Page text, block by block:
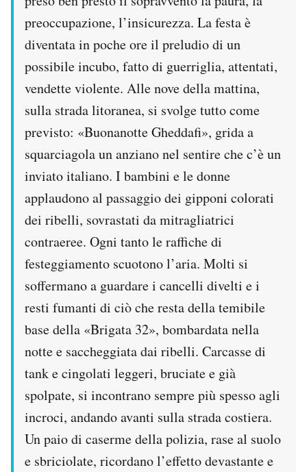
preoccupazione, l’insicurezza. La festa è
diventata in poche ore il preludio di un
possibile incubo, fatto di guerriglia, attentati,
vendette violente. Alle nove della mattina,
sulla strada litoranea, si svolge tutto come
previsto: «Buonanotte Gheddafi», grida a
squarciagola un anziano nel sentire che c’è un
inviato italiano. I bambini e le donne
applaudono al passaggio dei gipponi colorati
dei ribelli, sovrastati da mitragliatrici
contraeree. Ogni tanto le raffiche di
festeggiamento scuotono l’aria. Molti si
soffermano a guardare i cancelli divelti e i
resti fumanti di ciò che resta della temibile
base della «Brigata 32», bombardata nella
notte e saccheggiata dai ribelli. Carcasse di
tank e cingolati leggeri, bruciate e già
spolpate, si incontrano sempre più spesso agli
incroci, andando avanti sulla strada costiera.
Un paio di caserme della polizia, rase al suolo
e sbriciolate, ricordano l’effetto devastante e